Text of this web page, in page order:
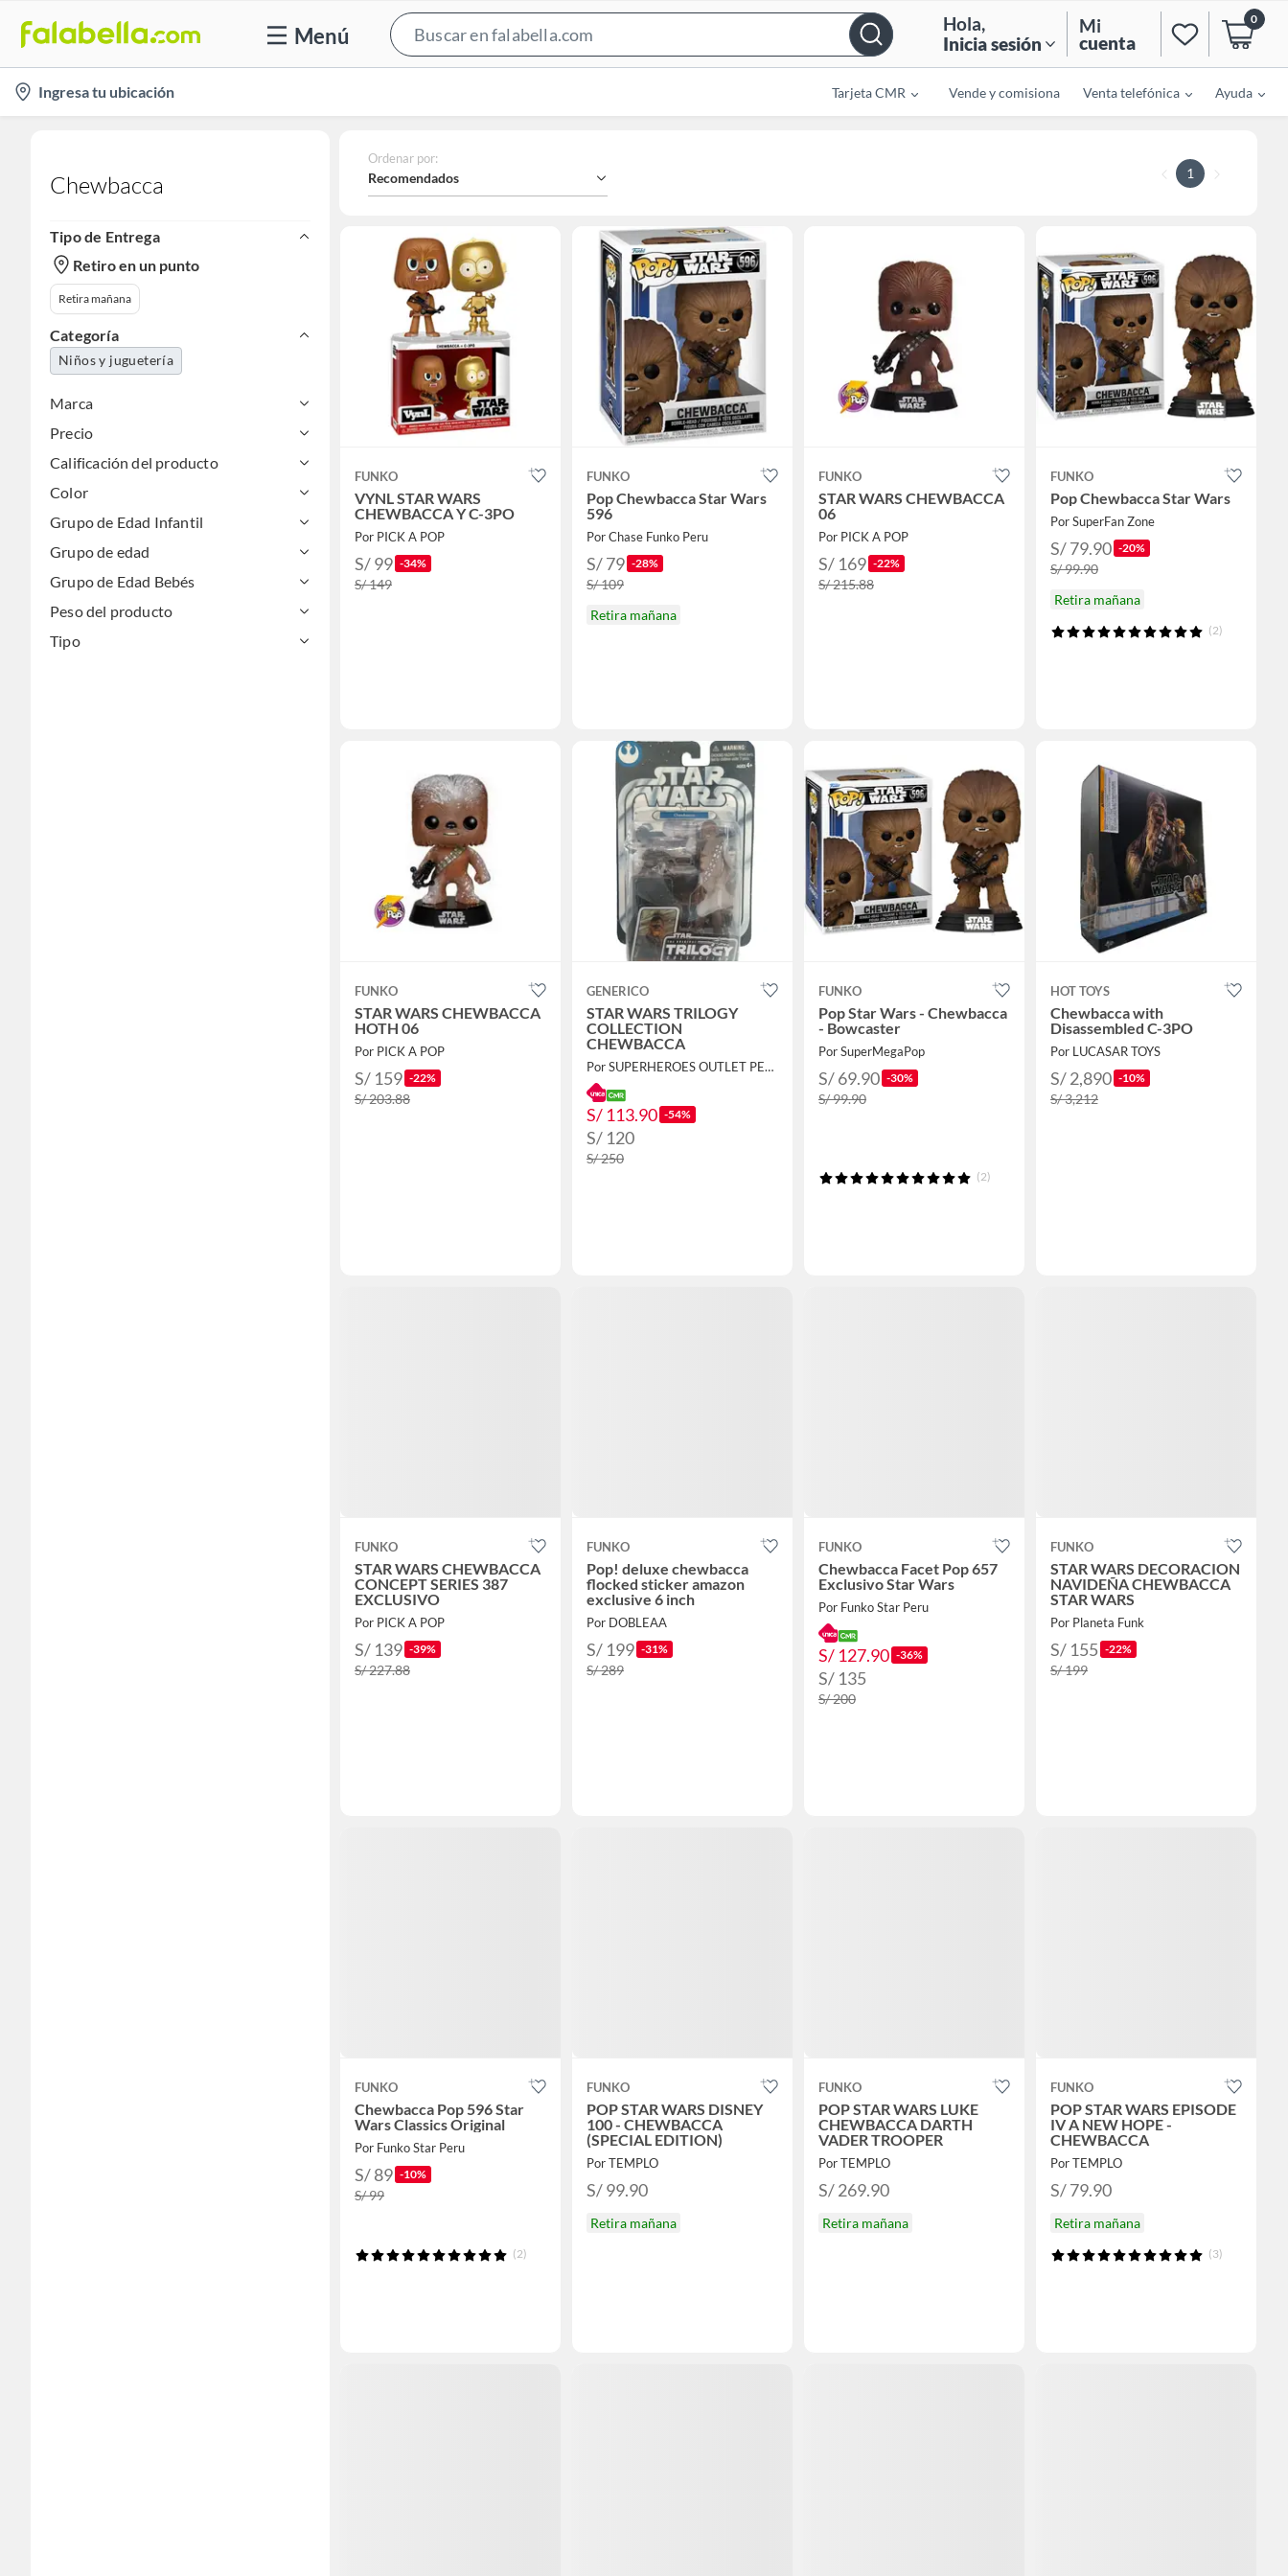
Menú
Bar
Hola,
Inicia sesión
Mi
cuenta
0
location-
icon
Ingresa tu ubicación Tarjeta CMR Vende y comisiona Venta telefónica Ayuda
Chewbacca
Tipo de Entrega
Retiro en un punto
Retira mañana
Categoría
Niños y juguetería
Marca
Precio
Calificación del producto
Color
Grupo de Edad Infantil
Grupo de edad
Grupo de Edad Bebés
Peso del producto
Tipo
Ordenar por:
Recomendados 1
FUNKO
VYNL STAR WARS
CHEWBACCA Y C-3PO
Por PICK A POP
S/ 99 -34%
S/ 149
FUNKO
Pop Chewbacca Star Wars
596
Por Chase Funko Peru
S/ 79 -28%
S/ 109
Retira mañana
FUNKO
STAR WARS CHEWBACCA
06
Por PICK A POP
S/ 169 -22%
S/ 215.88
FUNKO
Pop Chewbacca Star Wars
Por SuperFan Zone
S/ 79.90 -20%
S/ 99.90
Retira mañana
(2)
FUNKO
STAR WARS CHEWBACCA
HOTH 06
Por PICK A POP
S/ 159 -22%
S/ 203.88
GENERICO
STAR WARS TRILOGY
COLLECTION
CHEWBACCA
Por SUPERHEROES OUTLET PERU
S/ 113.90 -54%
S/ 120
S/ 250
FUNKO
Pop Star Wars - Chewbacca
- Bowcaster
Por SuperMegaPop
S/ 69.90 -30%
S/ 99.90
(2)
HOT TOYS
Chewbacca with
Disassembled C-3PO
Por LUCASAR TOYS
S/ 2,890 -10%
S/ 3,212
FUNKO
STAR WARS CHEWBACCA
CONCEPT SERIES 387
EXCLUSIVO
Por PICK A POP
S/ 139 -39%
S/ 227.88
FUNKO
Pop! deluxe chewbacca
flocked sticker amazon
exclusive 6 inch
Por DOBLEAA
S/ 199 -31%
S/ 289
FUNKO
Chewbacca Facet Pop 657
Exclusivo Star Wars
Por Funko Star Peru
S/ 127.90 -36%
S/ 135
S/ 200
FUNKO
STAR WARS DECORACION
NAVIDEÑA CHEWBACCA
STAR WARS
Por Planeta Funk
S/ 155 -22%
S/ 199
FUNKO
Chewbacca Pop 596 Star
Wars Classics Original
Por Funko Star Peru
S/ 89 -10%
S/ 99
(2)
FUNKO
POP STAR WARS DISNEY
100 - CHEWBACCA
(SPECIAL EDITION)
Por TEMPLO
S/ 99.90
Retira mañana
FUNKO
POP STAR WARS LUKE
CHEWBACCA DARTH
VADER TROOPER
Por TEMPLO
S/ 269.90
Retira mañana
FUNKO
POP STAR WARS EPISODE
IV A NEW HOPE -
CHEWBACCA
Por TEMPLO
S/ 79.90
Retira mañana
(3)